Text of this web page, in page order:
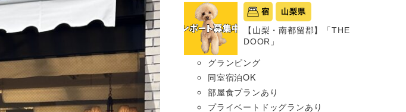
宿 山梨県
【山梨・南都留郡】「THE
DOOR」
グランピング
同室宿泊OK
部屋食プランあり
プライベートドッグランあり